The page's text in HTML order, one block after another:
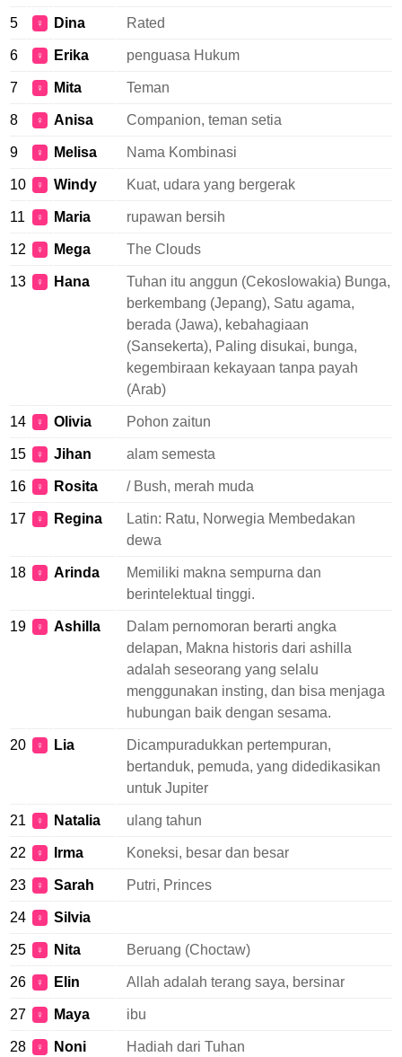
5 ♀ Dina Rated
6 ♀ Erika penguasa Hukum
7 ♀ Mita Teman
8 ♀ Anisa Companion, teman setia
9 ♀ Melisa Nama Kombinasi
10 ♀ Windy Kuat, udara yang bergerak
11 ♀ Maria rupawan bersih
12 ♀ Mega The Clouds
13 ♀ Hana
Tuhan itu anggun (Cekoslowakia) Bunga,
berkembang (Jepang), Satu agama,
berada (Jawa), kebahagiaan
(Sansekerta), Paling disukai, bunga,
kegembiraan kekayaan tanpa payah
(Arab)
14 ♀ Olivia Pohon zaitun
15 ♀ Jihan alam semesta
16 ♀ Rosita / Bush, merah muda
17 ♀ Regina
Latin: Ratu, Norwegia Membedakan
dewa
18 ♀ Arinda
Memiliki makna sempurna dan
berintelektual tinggi.
19 ♀ Ashilla
Dalam pernomoran berarti angka
delapan, Makna historis dari ashilla
adalah seseorang yang selalu
menggunakan insting, dan bisa menjaga
hubungan baik dengan sesama.
20 ♀ Lia
Dicampuradukkan pertempuran,
bertanduk, pemuda, yang didedikasikan
untuk Jupiter
21 ♀ Natalia ulang tahun
22 ♀ Irma Koneksi, besar dan besar
23 ♀ Sarah Putri, Princes
24 ♀ Silvia
25 ♀ Nita Beruang (Choctaw)
26 ♀ Elin Allah adalah terang saya, bersinar
27 ♀ Maya ibu
28 ♀ Noni Hadiah dari Tuhan